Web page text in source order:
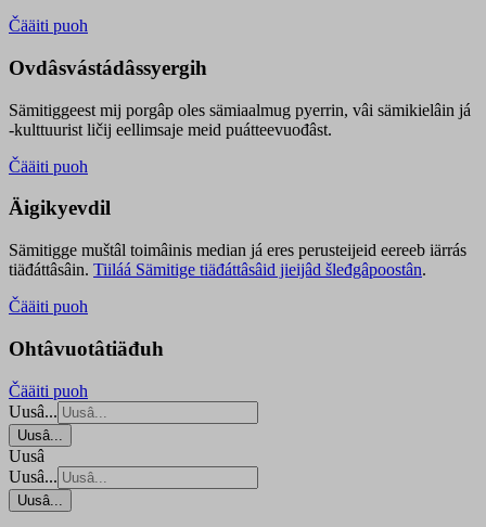
Čääiti puoh
Ovdâsvástádâssyergih
Sämitiggeest mij porgâp oles sämiaalmug pyerrin, vâi sämikielâin já
-kulttuurist ličij eellimsaje meid puátteevuođâst.
Čääiti puoh
Äigikyevdil
Sämitigge muštâl toimâinis median já eres perusteijeid eereeb iärrás
tiäđáttâsâin. Tiiláá Sämitige tiäđáttâsâid jieijâd šleđgâpoostân.
Čääiti puoh
Ohtâvuotâtiäđuh
Čääiti puoh
Uusâ...
Uusâ...
Uusâ
Uusâ...
Uusâ...